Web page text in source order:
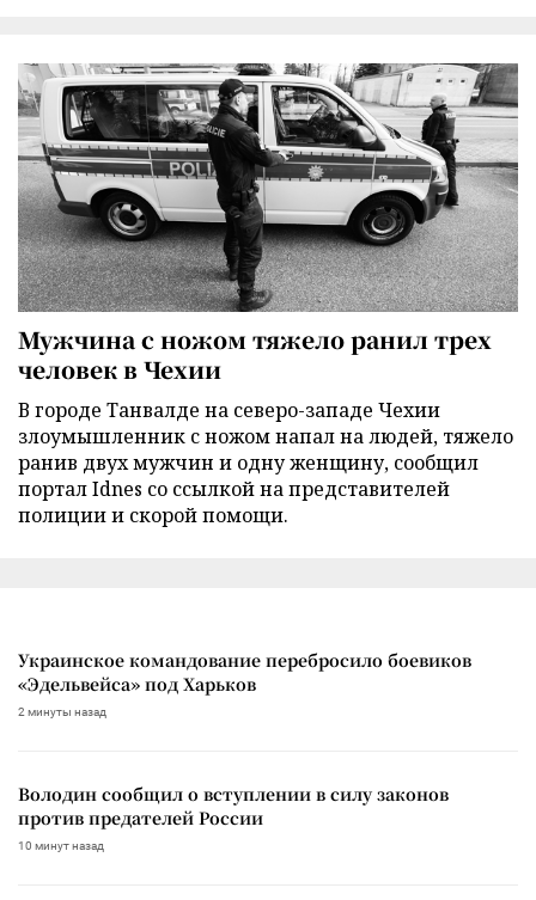
Мужчина с ножом тяжело ранил трех
человек в Чехии
В городе Танвалде на северо-западе Чехии
злоумышленник с ножом напал на людей, тяжело
ранив двух мужчин и одну женщину, сообщил
портал Idnes со ссылкой на представителей
полиции и скорой помощи.
Украинское командование перебросило боевиков
«Эдельвейса» под Харьков
2 минуты назад
Володин сообщил о вступлении в силу законов
против предателей России
10 минут назад